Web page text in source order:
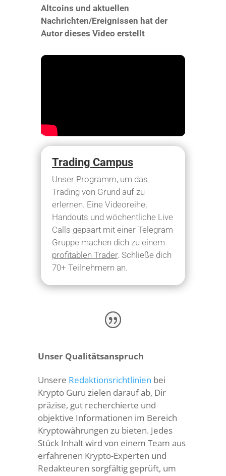
Altcoins und aktuellen
Nachrichten/Ereignissen hat der
Autor dieses Video erstellt
Trading Campus
Unser Programm, um das
Trading von Grund auf zu
erlernen. Eine Videoreihe,
Handouts und wöchentliche Live
Calls gepaart mit einer Telegram
Gruppe machen dich zu einem
profitablen Trader. Schließe dich
70+ Teilnehmern an.
Unser Qualitätsanspruch
Unsere Redaktionsrichtlinien bei
Krypto Guru zielen darauf ab, Dir
präzise, gut recherchierte und
objektive Informationen im Bereich
Kryptowährungen zu bieten. Jedes
Stück Inhalt wird von einem Team aus
erfahrenen Krypto-Experten und
Redakteuren sorgfältig geprüft, um